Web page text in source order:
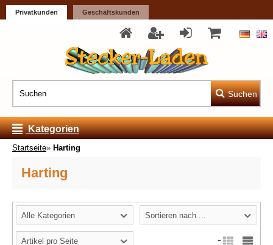
Privatkunden Geschäftskunden
Suchen
Kategorien
Startseite» Harting
Harting
Alle Kategorien Sortieren nach ...
Artikel pro Seite